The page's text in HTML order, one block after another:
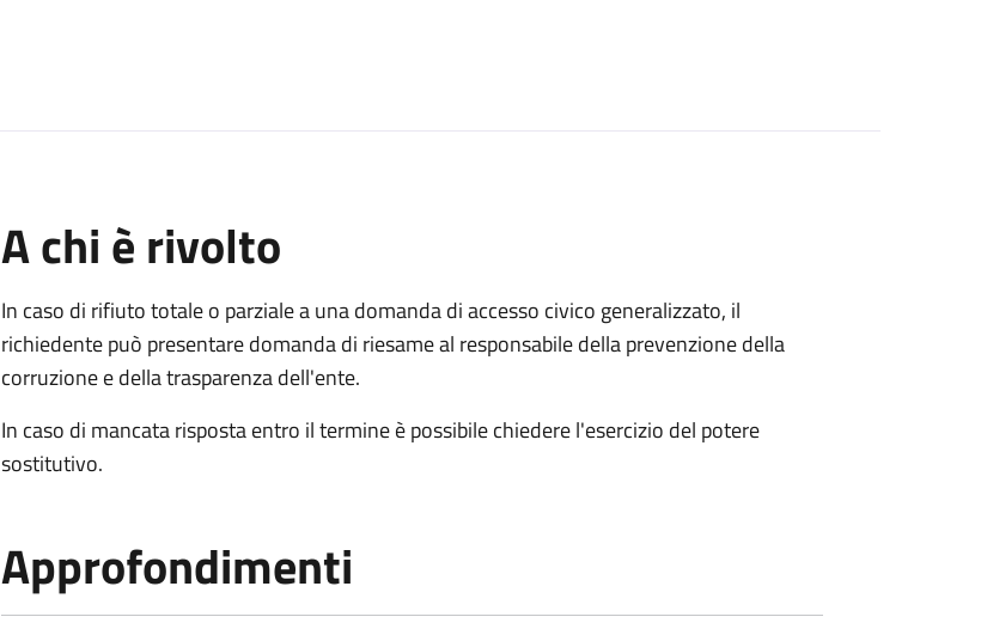
A chi è rivolto
In caso di rifiuto totale o parziale a una domanda di accesso civico generalizzato, il
richiedente può presentare domanda di riesame al responsabile della prevenzione della
corruzione e della trasparenza dell'ente.
In caso di mancata risposta entro il termine è possibile chiedere l'esercizio del potere
sostitutivo.
Approfondimenti